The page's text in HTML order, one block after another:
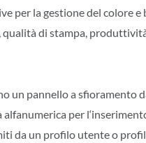
per la gestione del colore e
di stampa,
pannello a sfioramento
per
da un profilo utente o